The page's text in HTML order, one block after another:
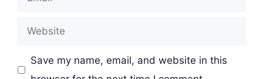
Website
Save my name, email, and website in this